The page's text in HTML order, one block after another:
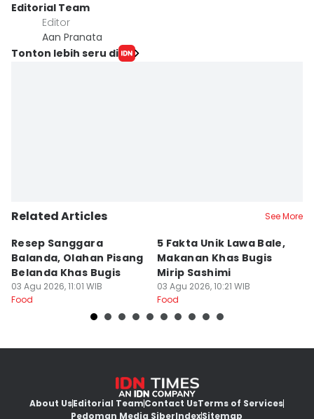
Editorial Team
Editor
Aan Pranata
Tonton lebih seru di
Related Articles See More
Resep Sanggara
Balanda, Olahan Pisang
Belanda Khas Bugis
03 Agu 2026, 11:01 WIB
Food
5 Fakta Unik Lawa Bale,
Makanan Khas Bugis
Mirip Sashimi
03 Agu 2026, 10:21 WIB
Food
About UsEditorial TeamContact UsTerms of Services
Pedoman Media SiberIndexSitemap